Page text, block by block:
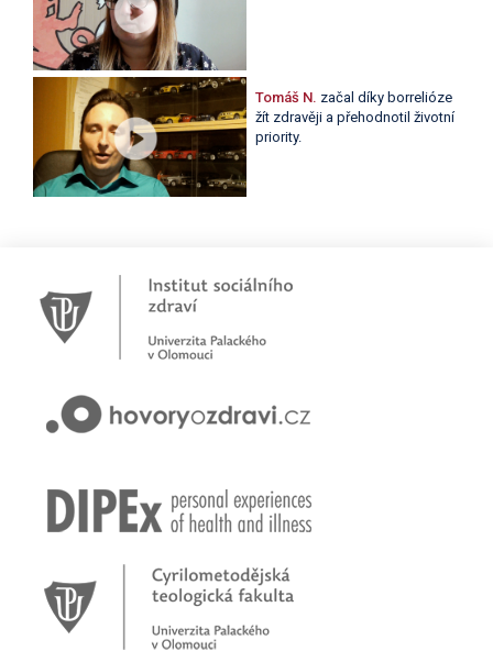
Tomáš N. začal díky borrelióze
žít zdravěji a přehodnotil životní
priority.